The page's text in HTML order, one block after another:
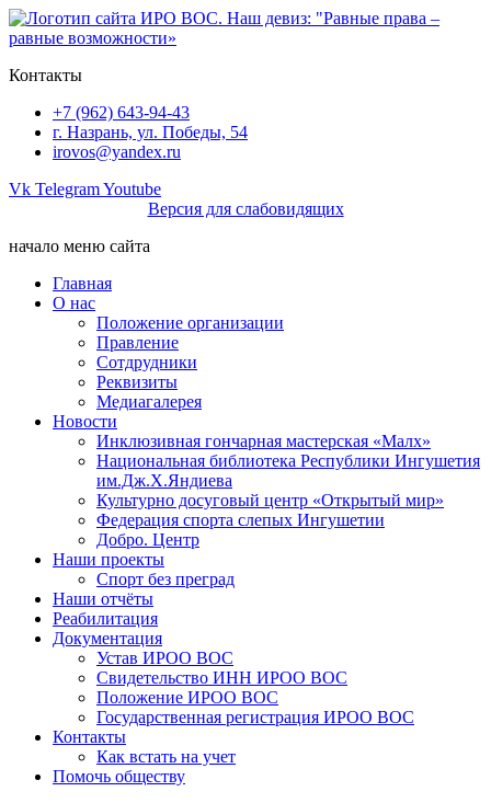
Перейти
к
Контакты
+7 (962) 643-94-43
г. Назрань, ул. Победы, 54
irovos@yandex.ru
Vk TelegramYoutube
Версия для слабовидящих
начало меню сайта
Главная
О нас
Положение организации
Правление
Сотдрудники
Реквизиты
Медиагалерея
Новости
Инклюзивная гончарная мастерская «Малх»
Национальная библиотека Республики Ингушетия
им.Дж.Х.Яндиева
Культурно досуговый центр «Открытый мир»
Федерация спорта слепых Ингушетии
Добро. Центр
Наши проекты
Спорт без преград
Наши отчёты
Реабилитация
Документация
Устав ИРОО ВОС
Свидетельство ИНН ИРОО ВОС
Положение ИРОО ВОС
Государственная регистрация ИРОО ВОС
Контакты
Как встать на учет
Помочь обществу